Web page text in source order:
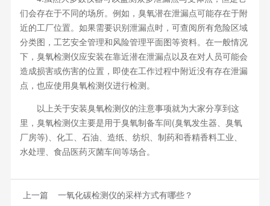
们会存在于不同的场所。例如，臭氧潜在泄漏点可能存在于附
近的工厂位置。如果需要识别泄漏点时，可查阅所有危险区域
分类图，工艺安全管理和风险管理平面图等资料。在一般情况
下，臭氧检测仪应安装在靠近潜在泄漏点以及在对人员可能会
造成损害或伤害的位置，即使在工作过程中附近没有存在泄漏
点，也应使用臭氧检测仪进行检测。
以上关于安装臭氧检测仪的注意事项就为大家分享到这
里，臭氧检测仪主要是用于臭氧制备车间(臭氧发生器、臭氧
厂房等)、化工、石油、造纸、纺织、制药和香精香料工业、
水处理、食品医药灭菌车间等场合。
上一篇 一氧化碳检测仪的采样方式有哪些？